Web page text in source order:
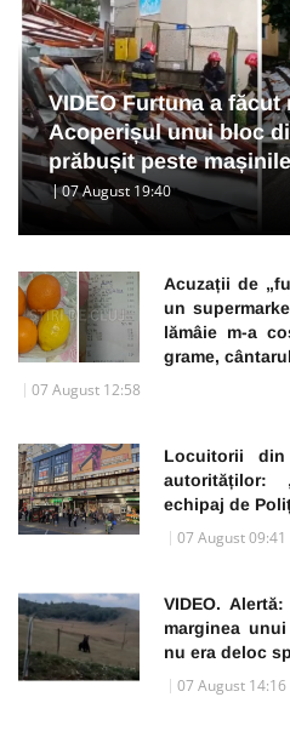
VIDEO Furtuna a
Acoperișul unui bloc
prăbușit peste
07 August 19:40
Acuzații de
un
lămâie m-a
grame,
07 August 12:58
Locuitorii
echipaj de
07 August 09:41
VIDEO.
marginea
nu era deloc
07 August 14:16